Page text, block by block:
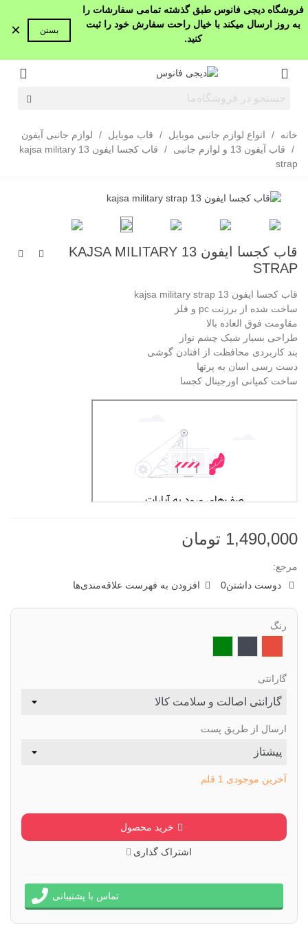
فروشگاه دیجی فانوس طبق گذشته تمامی سفارشات را
به روز ارسال میکند با خیال راحت سفارش خود را ثبت
کنید.
بستن ×
خانه / انواع لوازم جانبی موبایل / قاب موبایل /
لوازم جانبی آیفون
/
قاب آیفون 13 و لوازم جانبی /
قاب کجسا ایفون 13 kajsa military
strap
قاب کجسا ایفون 13 KAJSA MILITARY
STRAP
قاب کجسا ایفون 13 kajsa military strap
ساخت شده از برزنت pc و فلز
مقاومت فوق العاده بالا
طراحی بسیار شیک چشم نواز
بند کاربردی محافظت از افتادن گوشی
دست رسی اسان به پرتها
ساخت کمپانی اورجینال کجسا
1,490,000 تومان
مرجع:
دوست داشتن0 افزودن به فهرست علاقه‌مندی‌ها
رنگ
تیره
گارانتی
ارسال از طریق پست
آخرین موجودی 1 قلم
خرید محصول
اشتراک گذاری
تماس با پشتیبانی